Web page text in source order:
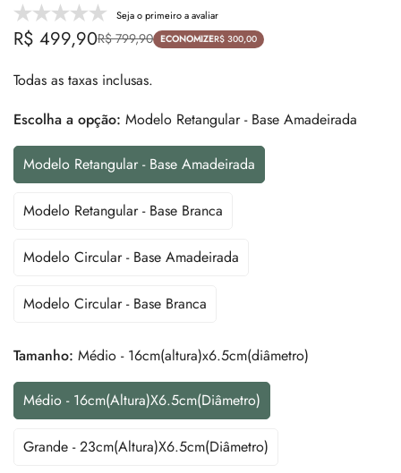
Seja o primeiro a avaliar
Preço
venda
R$ 499,90
Preço
R$ 799,90 ECONOMIZER$ 300,00
Todas as taxas inclusas.
Escolha a opção: Modelo Retangular - Base Amadeirada
Modelo Retangular - Base Amadeirada
Variante
Esgotada
Ou
Modelo Retangular - Base Branca
Variante
Ou
Modelo Circular - Base Amadeirada
Variante
Ou
Modelo Circular - Base Branca
Variante
Ou
Indisponível
Tamanho: Médio - 16cm(altura)x6.5cm(diâmetro)
Médio - 16cm(altura)x6.5cm(diâmetro)
Variante
Esgotada
Ou
Indisponível
Grande - 23cm(altura)x6.5cm(diâmetro)
Variante